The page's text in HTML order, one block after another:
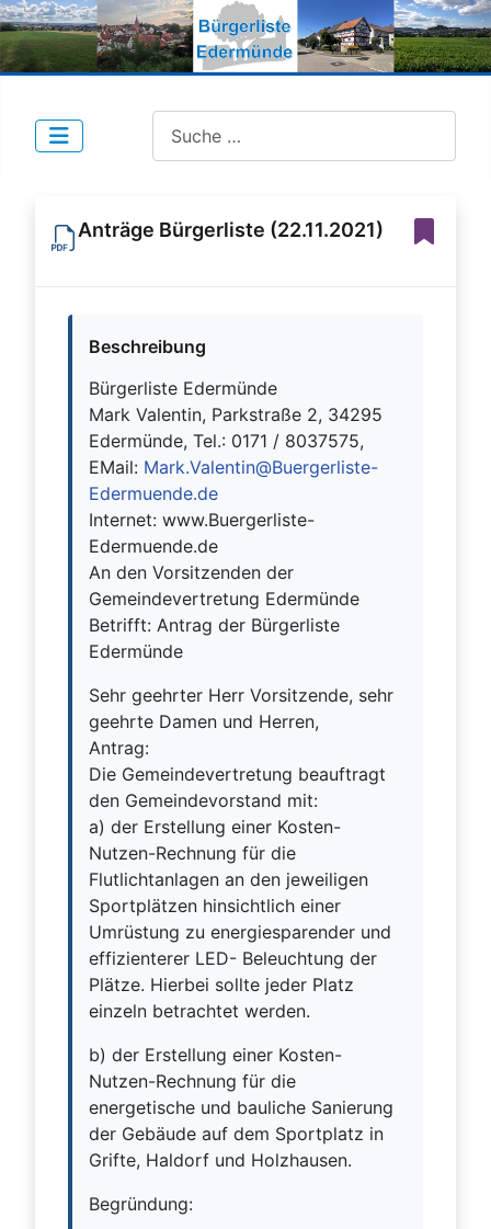
Anträge Bürgerliste (22.11.2021)
Beschreibung
Bürgerliste Edermünde
Mark Valentin, Parkstraße 2, 34295
Edermünde, Tel.: 0171 / 8037575,
EMail: Mark.Valentin@Buergerliste-
Edermuende.de
Internet: www.Buergerliste-
Edermuende.de
An den Vorsitzenden der
Gemeindevertretung Edermünde
Betrifft: Antrag der Bürgerliste
Edermünde
Sehr geehrter Herr Vorsitzende, sehr
geehrte Damen und Herren,
Antrag:
Die Gemeindevertretung beauftragt
den Gemeindevorstand mit:
a) der Erstellung einer Kosten-
Nutzen-Rechnung für die
Flutlichtanlagen an den jeweiligen
Sportplätzen hinsichtlich einer
Umrüstung zu energiesparender und
effizienterer LED- Beleuchtung der
Plätze. Hierbei sollte jeder Platz
einzeln betrachtet werden.
b) der Erstellung einer Kosten-
Nutzen-Rechnung für die
energetische und bauliche Sanierung
der Gebäude auf dem Sportplatz in
Grifte, Haldorf und Holzhausen.
Begründung: